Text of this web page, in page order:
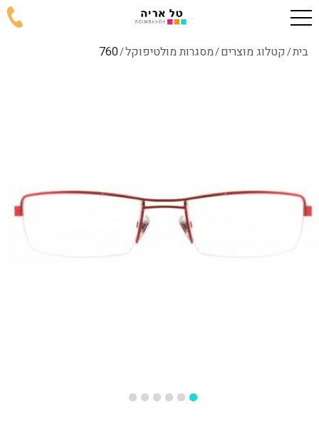
בית/קטלוג מוצרים/מסגרות מולטיפוקל/
760